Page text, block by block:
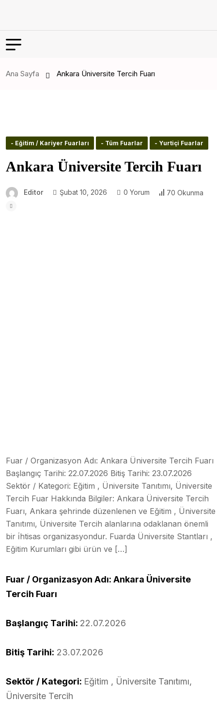
Ana Sayfa Ankara Üniversite Tercih Fuarı
- Eğitim / Kariyer Fuarları - Tüm Fuarlar - Yurtiçi Fuarlar
Ankara Üniversite Tercih Fuarı
Editor Şubat 10, 2026 0 Yorum 70 Okunma
Fuar / Organizasyon Adı: Ankara Üniversite Tercih Fuarı
Başlangıç Tarihi: 22.07.2026 Bitiş Tarihi: 23.07.2026
Sektör / Kategori: Eğitim , Üniversite Tanıtımı, Üniversite
Tercih Fuar Hakkında Bilgiler: Ankara Üniversite Tercih
Fuarı, Ankara şehrinde düzenlenen ve Eğitim , Üniversite
Tanıtımı, Üniversite Tercih alanlarına odaklanan önemli
bir i̇htisas organizasyondur. Fuarda Üniversite Stantları ,
Eğitim Kurumları gibi ürün ve […]
Fuar / Organizasyon Adı: Ankara Üniversite
Tercih Fuarı
Başlangıç Tarihi: 22.07.2026
Bitiş Tarihi: 23.07.2026
Sektör / Kategori: Eğitim , Üniversite Tanıtımı,
Üniversite Tercih